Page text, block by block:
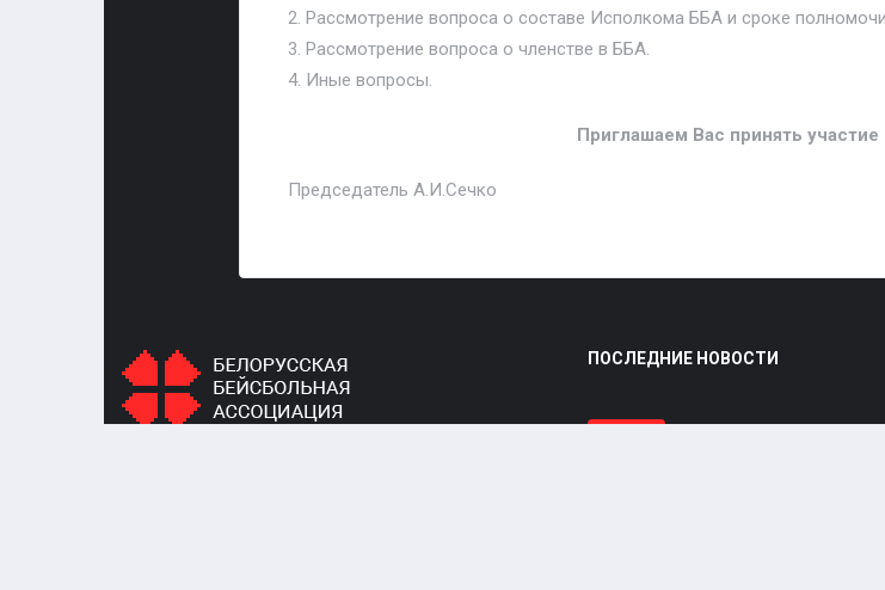
2. Рассмотрение вопроса о составе Исполкома ББА и сроке
3. Рассмотрение вопроса о членстве в ББА.
4. Иные вопросы.
Приглашаем Вас принять
Председатель А.И.Сечко
ПОСЛЕДНИЕ НОВОСТИ